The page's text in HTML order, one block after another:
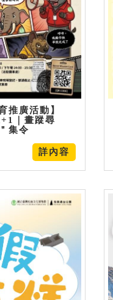
推廣活動】
｜畫蹤尋
集令
詳內容